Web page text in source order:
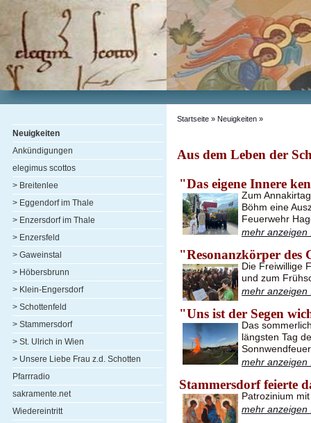
Neuigkeiten
Ankündigungen
elegimus scottos
> Breitenlee
> Eggendorf im Thale
> Enzersdorf im Thale
> Enzersfeld
> Gaweinstal
> Höbersbrunn
> Klein-Engersdorf
> Schottenfeld
> Stammersdorf
> St. Ulrich in Wien
> Unsere Liebe Frau z.d. Schotten
Pfarrradio
sakramente.net
Wiedereintritt
Startseite » Neuigkeiten »
Aus dem Leben der
"Das eigene Innere
Zum
Böhm eine
Feuerwehr
mehr anzeigen
"Resonanzkörper des
Die Freiwillige
und zum
mehr anzeigen
"Uns ist der Segen
Das
längsten Tag
mehr anzeigen
Stammersdorf feierte
Patrozinium
mehr anzeigen